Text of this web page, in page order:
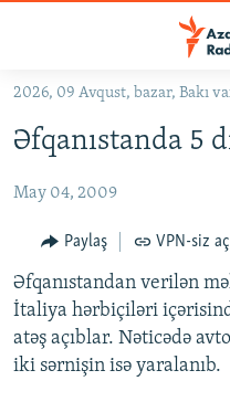
Əsas
qayıt
naviqasiyaya
Axtarışa
keç
#İZAHLA
KORRUPSIOMETR
#ƏSLINDƏ
FƏRQƏ BAX
QANUNI DOĞRU
ARAŞDIRMA
2026, 09 Avqust, bazar, Bakı
Əfqanıstanda 5
May 04, 2009
Paylaş VPN-siz
Əfqanıstandan verilən
İtaliya hərbiçiləri
atəş açıblar. Nəticədə
iki sərnişin isə yaralanıb.